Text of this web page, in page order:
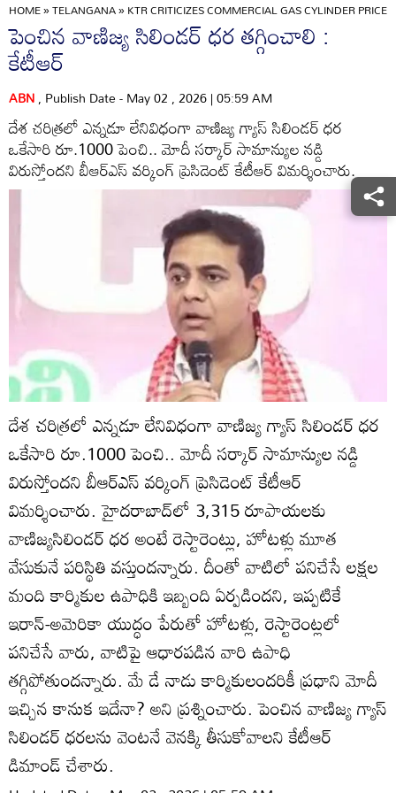
HOME»TELANGANA»KTR CRITICIZES COMMERCIAL GAS CYLINDER
పెంచిన వాణిజ్య సిలిండర్‌ ధర తగ్గించాలి :
కేటీఆర్‌
ABN, Publish Date - May 02 , 2026 | 05:59 AM
దేశ చరిత్రలో ఎన్నడూ లేనివిధంగా వాణిజ్య గ్యాస్‌ సిలిండర్‌ ధర
ఒకేసారి రూ.1000 పెంచి.. మోదీ సర్కార్‌ సామాన్యుల నడ్డి
విరుస్తోందని బీఆర్‌ఎస్‌ వర్కింగ్‌ ప్రెసిడెంట్‌ కేటీఆర్‌ విమర్శించారు.
దేశ చరిత్రలో ఎన్నడూ లేనివిధంగా వాణిజ్య గ్యాస్‌ సిలిండర్‌ ధర
ఒకేసారి రూ.1000 పెంచి.. మోదీ సర్కార్‌ సామాన్యుల నడ్డి
విరుస్తోందని బీఆర్‌ఎస్‌ వర్కింగ్‌ ప్రెసిడెంట్‌ కేటీఆర్‌
విమర్శించారు. హైదరాబాద్‌లో 3,315 రూపాయలకు
వాణిజ్యసిలిండర్‌ ధర అంటే రెస్టారెంట్లు, హోటళ్లు మూత
వేసుకునే పరిస్థితి వస్తుందన్నారు. దీంతో వాటిలో పనిచేసే లక్షల
మంది కార్మికుల ఉపాధికి ఇబ్బంది ఏర్పడిందని, ఇప్పటికే
ఇరాన్‌-అమెరికా యుద్ధం పేరుతో హోటళ్లు, రెస్టారెంట్లలో
పనిచేసే వారు, వాటిపై ఆధారపడిన వారి ఉపాధి
తగ్గిపోతుందన్నారు. మే డే నాడు కార్మికులందరికీ ప్రధాని మోదీ
ఇచ్చిన కానుక ఇదేనా? అని ప్రశ్నించారు. పెంచిన వాణిజ్య గ్యాస్‌
సిలిండర్‌ ధరలను వెంటనే వెనక్కి తీసుకోవాలని కేటీఆర్‌
డిమాండ్‌ చేశారు.